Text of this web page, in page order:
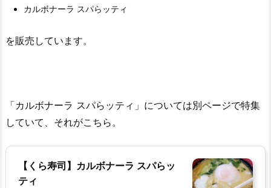
カルボナーラ スパらッティ
を販売しています。
「カルボナーラ スパらッティ」については別ページで特集
していて、それがこちら。
【くら寿司】カルボナーラ スパらッ
ティ